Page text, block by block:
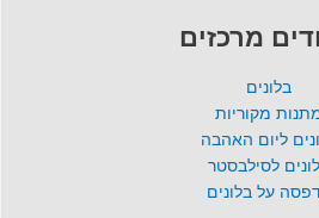
מרכזים
בלונים
מקוריות
ליום האהבה
לסילבסטר
על בלונים